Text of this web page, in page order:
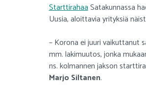
StarttirahaaSatakunnassa
Uusia, aloittavia yrityksiä
– Korona ei juuri vaikuttanut
mm. lakimuutos, jonka
ns. kolmannen jakson
Marjo Siltanen.